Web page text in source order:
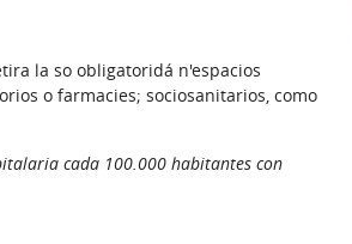
la so obligatoridá n'espacios
o farmacies; sociosanitarios, como
cada 100.000 habitantes con